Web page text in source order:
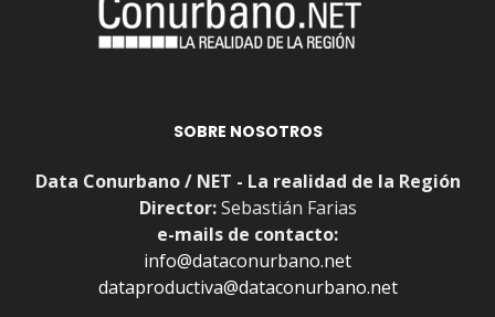
SOBRE NOSOTROS
Data Conurbano / NET - La realidad de la Región
Director:Sebastián Farias
e-mails de contacto:
info@dataconurbano.net
dataproductiva@dataconurbano.net